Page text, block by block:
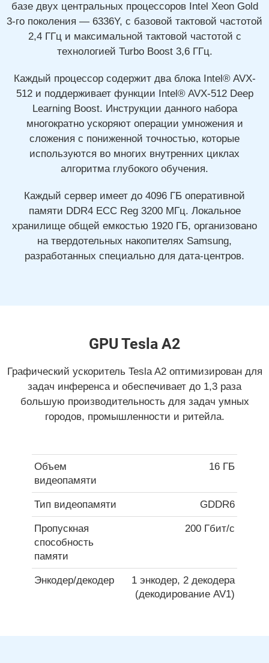
базе двух центральных процессоров Intel Xeon Gold
3-го поколения — 6336Y, с базовой тактовой частотой
2,4 ГГц и максимальной тактовой частотой с
технологией Turbo Boost 3,6 ГГц.
Каждый процессор содержит два блока Intel® AVX-
512 и поддерживает функции Intel® AVX-512 Deep
Learning Boost. Инструкции данного набора
многократно ускоряют операции умножения и
сложения с пониженной точностью, которые
используются во многих внутренних циклах
алгоритма глубокого обучения.
Каждый сервер имеет до 4096 ГБ оперативной
памяти DDR4 ECC Reg 3200 МГц. Локальное
хранилище общей емкостью 1920 ГБ, организовано
на твердотельных накопителях Samsung,
разработанных специально для дата-центров.
GPU Tesla A2
Графический ускоритель Tesla A2 оптимизирован для
задач инференса и обеспечивает до 1,3 раза
большую производительность для задач умных
городов, промышленности и ритейла.
Объем
видеопамяти
16 ГБ
Тип видеопамяти GDDR6
Пропускная
способность
памяти
200 Гбит/с
Энкодер/декодер
1 энкодер, 2 декодера
(декодирование AV1)